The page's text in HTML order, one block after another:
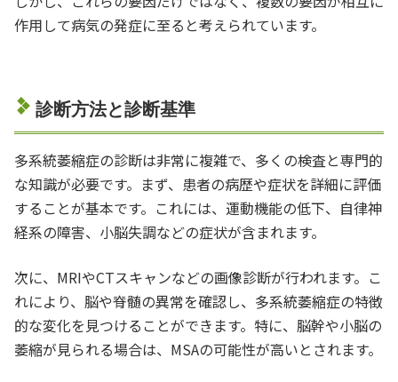
作用して病気の発症に至ると考えられています。
診断方法と診断基準
多系統萎縮症の診断は非常に複雑で、多くの検査と専門的
な知識が必要です。まず、患者の病歴や症状を詳細に評価
することが基本です。これには、運動機能の低下、自律神
経系の障害、小脳失調などの症状が含まれます。
次に、MRIやCTスキャンなどの画像診断が行われます。こ
れにより、脳や脊髄の異常を確認し、多系統萎縮症の特徴
的な変化を見つけることができます。特に、脳幹や小脳の
萎縮が見られる場合は、MSAの可能性が高いとされます。